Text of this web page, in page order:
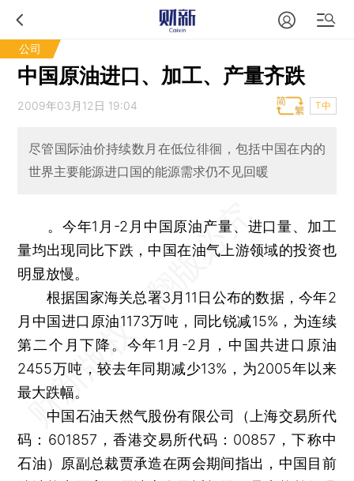
公司
中国原油进口、加工、产量齐跌
2009年03月12日 19:04 T中
尽管国际油价持续数月在低位徘徊，包括中国在内的
世界主要能源进口国的能源需求仍不见回暖
。今年1月-2月中国原油产量、进口量、加工
量均出现同比下跌，中国在油气上游领域的投资也
明显放慢。
根据国家海关总署3月11日公布的数据，今年2
月中国进口原油1173万吨，同比锐减15%，为连续
第二个月下降。今年1月-2月，中国共进口原油
2455万吨，较去年同期减少13%，为2005年以来
最大跌幅。
中国石油天然气股份有限公司（上海交易所代
码：601857，香港交易所代码：00857，下称中
石油）原副总裁贾承造在两会期间指出，中国目前